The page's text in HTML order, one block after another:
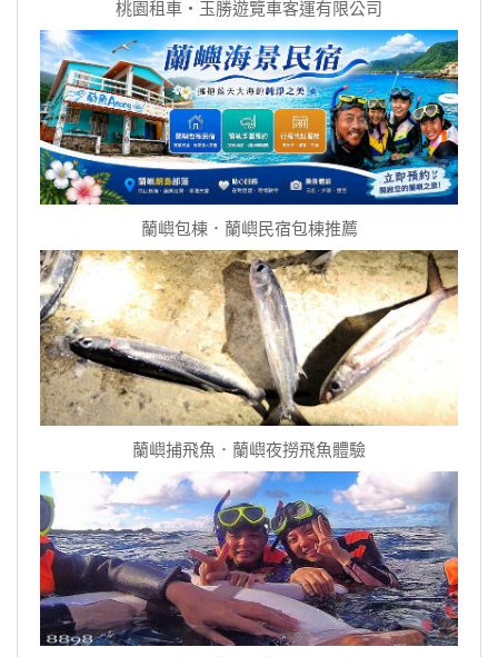
桃園租車‧玉勝遊覽車客運有限公司
蘭嶼包棟．蘭嶼民宿包棟推薦
蘭嶼捕飛魚．蘭嶼夜撈飛魚體驗